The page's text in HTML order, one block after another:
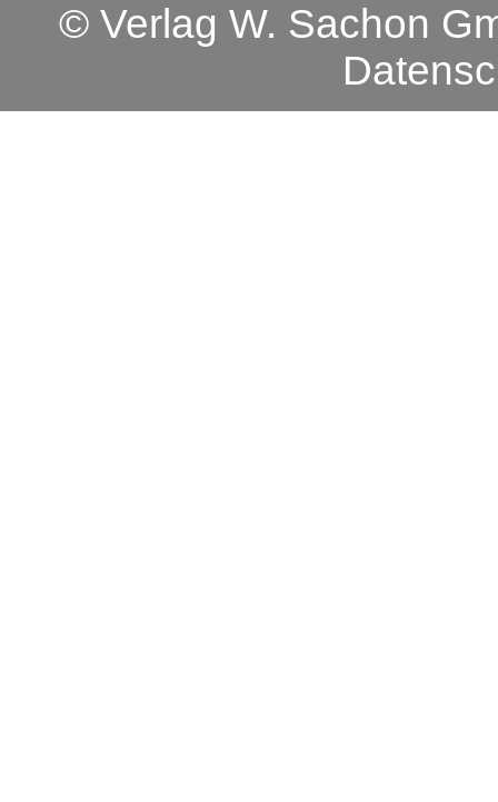
© Verlag W. Sachon